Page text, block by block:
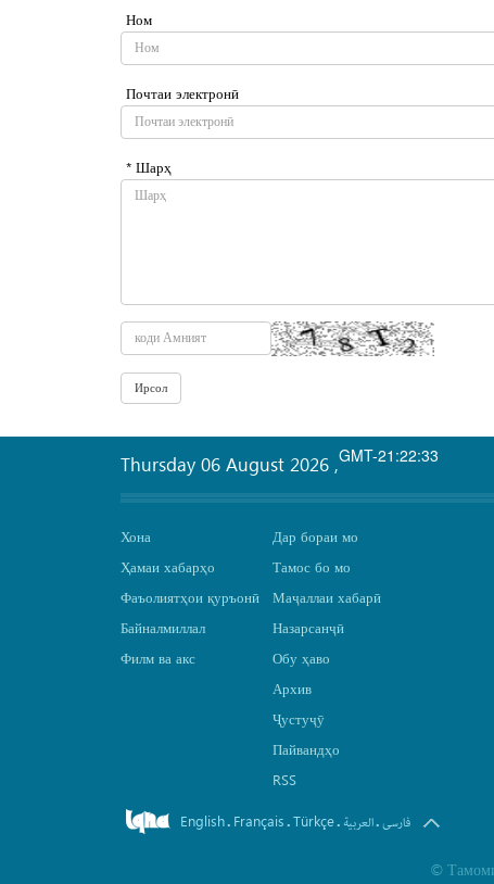
Ном
Почтаи электронӣ
* Шарҳ
GMT-21:22:33
Thursday 06 August 2026 ,
Хона
Ҳамаи хабарҳо
Фаъолиятҳои қуръонӣ
Байналмиллал
Филм ва акс
Дар бораи мо
Тамос бо мо
Маҷаллаи хабарӣ
Назарсанҷӣ
Обу ҳаво
Архив
Ҷустуҷӯ
Пайвандҳо
RSS
English. Français.Türkçe. العربیة.فارسی
©